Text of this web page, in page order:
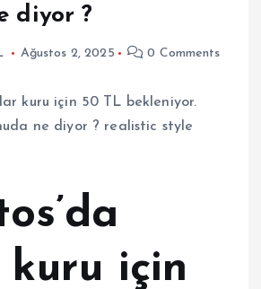
diyor ?
Ağustos 2, 2025 0 Comments
için